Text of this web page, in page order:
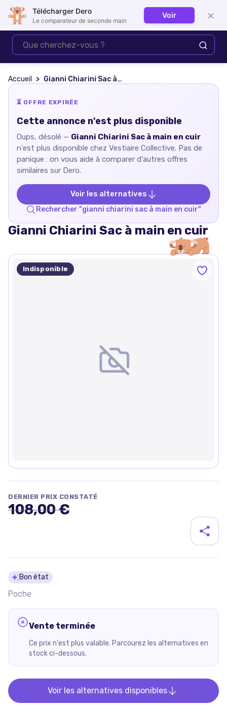
Se connecter
Accueil Gianni Chiarini Sac à main en cuir
⏳ OFFRE EXPIRÉE
Cette annonce n'est plus disponible
Oups, désolé — Gianni Chiarini Sac à main en cuir
n'est plus disponible chez Vestiaire Collective. Pas de
panique : on vous aide à comparer d'autres offres
similaires sur Dero.
Voir les alternatives
Rechercher "gianni chiarini sac à main en cuir"
Gianni Chiarini Sac à main en cuir
Indisponible
DERNIER PRIX CONSTATÉ
108,00 €
Détails du produit
Bon état
Poche
Vente terminée
Ce prix n'est plus valable. Parcourez les alternatives en
stock ci-dessous.
Voir les alternatives disponibles
Télécharger Dero
Le comparateur de seconde main
Voir ×